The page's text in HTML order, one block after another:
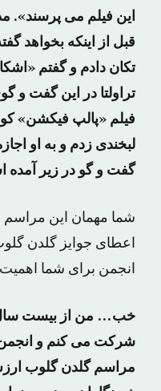
این فیلم می پرسند».
قبل از اینکه بخواهد
تکان دادم و گفتم
تراولتا در این گفت و
فیلم «پالپ فیکشن»
لبخندی زدم و به او
گفت و گو در زیر
شما مهمان این مراسم
اعطای جوایز گلدن
انجمن برای شما
خب… من از بیست سال
شرکت می کنم و انجمن
مراسم گلدن گلوب